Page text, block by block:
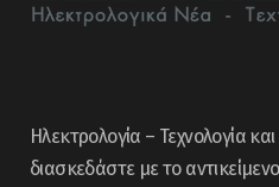
Ηλεκτρολογία – Τεχνολογία
διασκεδάστε με το